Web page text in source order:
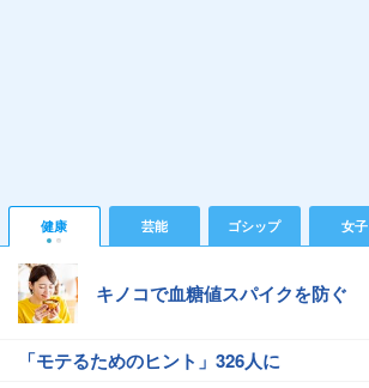
健康 芸能 ゴシップ 女子
キノコで血糖値スパイクを防ぐ
「モテるためのヒント」326人に